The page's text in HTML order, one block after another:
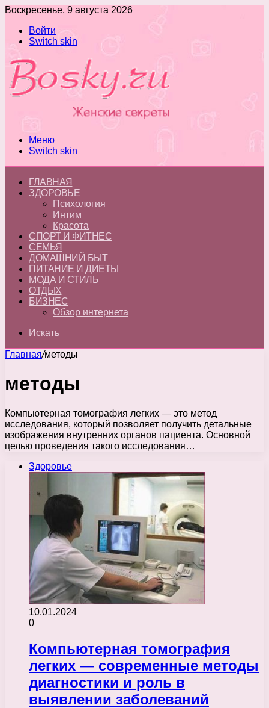
Воскресенье, 9 августа 2026
Войти
Switch skin
Меню
Switch skin
ГЛАВНАЯ
ЗДОРОВЬЕ
Психология
Интим
Красота
СПОРТ И ФИТНЕС
СЕМЬЯ
ДОМАШНИЙ БЫТ
ПИТАНИЕ И ДИЕТЫ
МОДА И СТИЛЬ
ОТДЫХ
БИЗНЕС
Обзор интернета
Искать
Главная/методы
методы
Компьютерная томография легких — это метод
исследования, который позволяет получить детальные
изображения внутренних органов пациента. Основной
целью проведения такого исследования…
Здоровье
10.01.2024
0
Компьютерная томография
легких — современные методы
диагностики и роль в
выявлении заболеваний